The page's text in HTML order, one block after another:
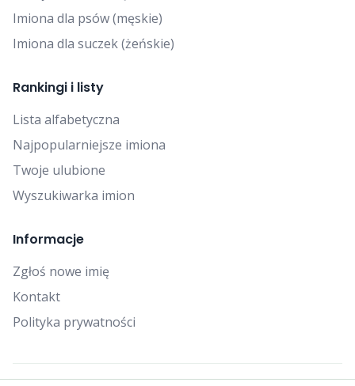
Imiona dla psów (męskie)
Imiona dla suczek (żeńskie)
Rankingi i listy
Lista alfabetyczna
Najpopularniejsze imiona
Twoje ulubione
Wyszukiwarka imion
Informacje
Zgłoś nowe imię
Kontakt
Polityka prywatności